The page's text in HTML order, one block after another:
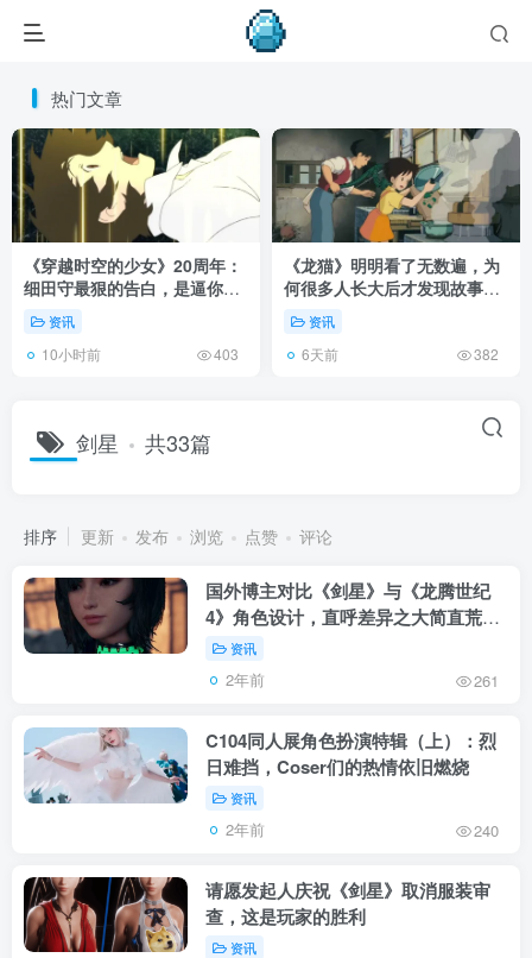
热门文章
《穿越时空的少女》20周年：
细田守最狠的告白，是逼你承
认有些夏天回不去了！
资讯
10小时前 403
《龙猫》明明看了无数遍，为
何很多人长大后才发现故事根
本不在 1988 年！
资讯
6天前 382
剑星 共33篇
排序 更新 发布 浏览 点赞 评论
国外博主对比《剑星》与《龙腾世纪
4》角色设计，直呼差异之大简直荒
谬！资讯
2年前 261
C104同人展角色扮演特辑（上）：烈
日难挡，Coser们的热情依旧燃烧
资讯
2年前 240
请愿发起人庆祝《剑星》取消服装审
查，这是玩家的胜利
资讯